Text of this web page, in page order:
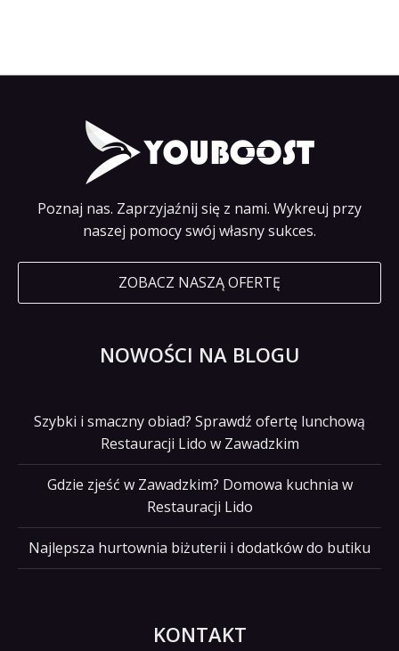
Poznaj nas. Zaprzyjaźnij się z nami. Wykreuj przy
naszej pomocy swój własny sukces.
ZOBACZ NASZĄ OFERTĘ
NOWOŚCI NA BLOGU
Szybki i smaczny obiad? Sprawdź ofertę lunchową
Restauracji Lido w Zawadzkim
Gdzie zjeść w Zawadzkim? Domowa kuchnia w
Restauracji Lido
Najlepsza hurtownia biżuterii i dodatków do butiku
KONTAKT